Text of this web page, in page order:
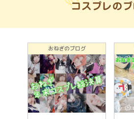
おねぎのブログ